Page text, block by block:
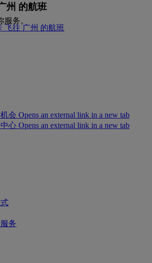
务。
州 的航班
飞往 广州 的航班
会 Opens an external link in a new tab
心 Opens an external link in a new tab
务